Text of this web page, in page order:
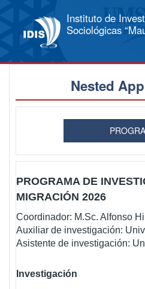
Instituto de
Sociológicas
Nested
PROGRAMA DE
MIGRACIÓN 2026
Coordinador: M.Sc. Alfonso
Auxiliar de investigación:
Asistente de investigación:
Investigación